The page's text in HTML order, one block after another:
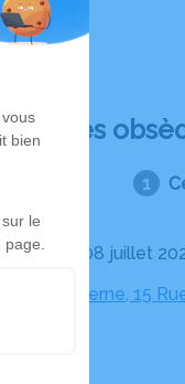
des
Le mardi 08 juillet
Salle Moderne, 15